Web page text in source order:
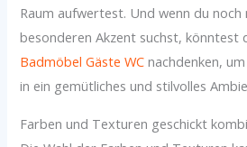
Raum aufwertest. Und wenn du noch
besonderen Akzent suchst, könntest
Badmöbel Gäste WC nachdenken,
in ein gemütliches und stilvolles
Farben und Texturen geschickt